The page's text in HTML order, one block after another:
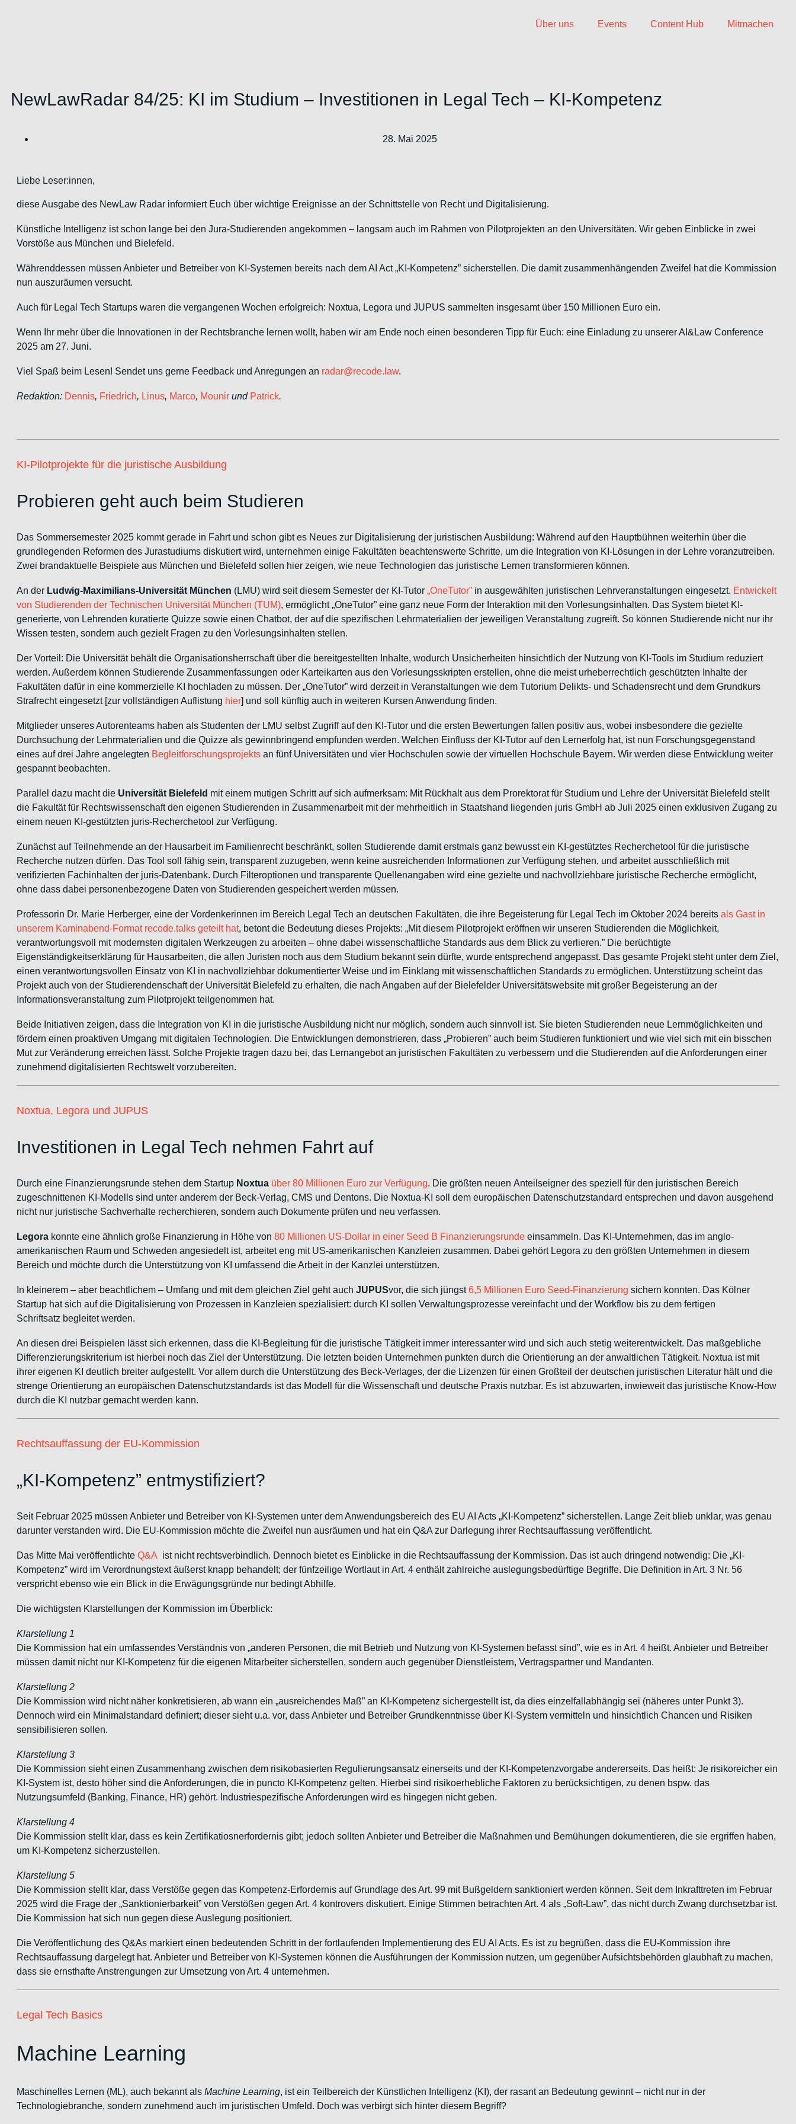
Über uns Events Content Hub Mitmachen
NewLawRadar 84/25: KI im Studium – Investitionen in Legal Tech – KI-Kompetenz
28. Mai 2025
Liebe Leser:innen,
diese Ausgabe des NewLaw Radar informiert Euch über wichtige Ereignisse an der Schnittstelle von Recht und Digitalisierung.
Künstliche Intelligenz ist schon lange bei den Jura-Studierenden angekommen – langsam auch im Rahmen von Pilotprojekten an den Universitäten. Wir geben Einblicke in zwei
Vorstöße aus München und Bielefeld.
Währenddessen müssen Anbieter und Betreiber von KI-Systemen bereits nach dem AI Act „KI-Kompetenz” sicherstellen. Die damit zusammenhängenden Zweifel hat die Kommission
nun auszuräumen versucht.
Auch für Legal Tech Startups waren die vergangenen Wochen erfolgreich: Noxtua, Legora und JUPUS sammelten insgesamt über 150 Millionen Euro ein.
Wenn Ihr mehr über die Innovationen in der Rechtsbranche lernen wollt, haben wir am Ende noch einen besonderen Tipp für Euch: eine Einladung zu unserer AI&Law Conference
2025 am 27. Juni.
Viel Spaß beim Lesen! Sendet uns gerne Feedback und Anregungen an radar@recode.law.
Redaktion: Dennis, Friedrich, Linus, Marco, Mounir und Patrick.
KI-Pilotprojekte für die juristische Ausbildung
Probieren geht auch beim Studieren
Das Sommersemester 2025 kommt gerade in Fahrt und schon gibt es Neues zur Digitalisierung der juristischen Ausbildung: Während auf den Hauptbühnen weiterhin über die
grundlegenden Reformen des Jurastudiums diskutiert wird, unternehmen einige Fakultäten beachtenswerte Schritte, um die Integration von KI-Lösungen in der Lehre voranzutreiben.
Zwei brandaktuelle Beispiele aus München und Bielefeld sollen hier zeigen, wie neue Technologien das juristische Lernen transformieren können.
An der Ludwig-Maximilians-Universität München (LMU) wird seit diesem Semester der KI-Tutor „OneTutor” in ausgewählten juristischen Lehrveranstaltungen eingesetzt. Entwickelt
von Studierenden der Technischen Universität München (TUM), ermöglicht „OneTutor” eine ganz neue Form der Interaktion mit den Vorlesungsinhalten. Das System bietet KI-
generierte, von Lehrenden kuratierte Quizze sowie einen Chatbot, der auf die spezifischen Lehrmaterialien der jeweiligen Veranstaltung zugreift. So können Studierende nicht nur ihr
Wissen testen, sondern auch gezielt Fragen zu den Vorlesungsinhalten stellen.
Der Vorteil: Die Universität behält die Organisationsherrschaft über die bereitgestellten Inhalte, wodurch Unsicherheiten hinsichtlich der Nutzung von KI-Tools im Studium reduziert
werden. Außerdem können Studierende Zusammenfassungen oder Karteikarten aus den Vorlesungsskripten erstellen, ohne die meist urheberrechtlich geschützten Inhalte der
Fakultäten dafür in eine kommerzielle KI hochladen zu müssen. Der „OneTutor” wird derzeit in Veranstaltungen wie dem Tutorium Delikts- und Schadensrecht und dem Grundkurs
Strafrecht eingesetzt [zur vollständigen Auflistung hier] und soll künftig auch in weiteren Kursen Anwendung finden.
Mitglieder unseres Autorenteams haben als Studenten der LMU selbst Zugriff auf den KI-Tutor und die ersten Bewertungen fallen positiv aus, wobei insbesondere die gezielte
Durchsuchung der Lehrmaterialien und die Quizze als gewinnbringend empfunden werden. Welchen Einfluss der KI-Tutor auf den Lernerfolg hat, ist nun Forschungsgegenstand
eines auf drei Jahre angelegten Begleitforschungsprojekts an fünf Universitäten und vier Hochschulen sowie der virtuellen Hochschule Bayern. Wir werden diese Entwicklung weiter
gespannt beobachten.
Parallel dazu macht die Universität Bielefeld mit einem mutigen Schritt auf sich aufmerksam: Mit Rückhalt aus dem Prorektorat für Studium und Lehre der Universität Bielefeld stellt
die Fakultät für Rechtswissenschaft den eigenen Studierenden in Zusammenarbeit mit der mehrheitlich in Staatshand liegenden juris GmbH ab Juli 2025 einen exklusiven Zugang zu
einem neuen KI-gestützten juris-Recherchetool zur Verfügung.
Zunächst auf Teilnehmende an der Hausarbeit im Familienrecht beschränkt, sollen Studierende damit erstmals ganz bewusst ein KI-gestütztes Recherchetool für die juristische
Recherche nutzen dürfen. Das Tool soll fähig sein, transparent zuzugeben, wenn keine ausreichenden Informationen zur Verfügung stehen, und arbeitet ausschließlich mit
verifizierten Fachinhalten der juris-Datenbank. Durch Filteroptionen und transparente Quellenangaben wird eine gezielte und nachvollziehbare juristische Recherche ermöglicht,
ohne dass dabei personenbezogene Daten von Studierenden gespeichert werden müssen.
Professorin Dr. Marie Herberger, eine der Vordenkerinnen im Bereich Legal Tech an deutschen Fakultäten, die ihre Begeisterung für Legal Tech im Oktober 2024 bereits als Gast in
unserem Kaminabend-Format recode.talks geteilt hat, betont die Bedeutung dieses Projekts: „Mit diesem Pilotprojekt eröffnen wir unseren Studierenden die Möglichkeit,
verantwortungsvoll mit modernsten digitalen Werkzeugen zu arbeiten – ohne dabei wissenschaftliche Standards aus dem Blick zu verlieren.” Die berüchtigte
Eigenständigkeitserklärung für Hausarbeiten, die allen Juristen noch aus dem Studium bekannt sein dürfte, wurde entsprechend angepasst. Das gesamte Projekt steht unter dem Ziel,
einen verantwortungsvollen Einsatz von KI in nachvollziehbar dokumentierter Weise und im Einklang mit wissenschaftlichen Standards zu ermöglichen. Unterstützung scheint das
Projekt auch von der Studierendenschaft der Universität Bielefeld zu erhalten, die nach Angaben auf der Bielefelder Universitätswebsite mit großer Begeisterung an der
Informationsveranstaltung zum Pilotprojekt teilgenommen hat.
Beide Initiativen zeigen, dass die Integration von KI in die juristische Ausbildung nicht nur möglich, sondern auch sinnvoll ist. Sie bieten Studierenden neue Lernmöglichkeiten und
fördern einen proaktiven Umgang mit digitalen Technologien. Die Entwicklungen demonstrieren, dass „Probieren” auch beim Studieren funktioniert und wie viel sich mit ein bisschen
Mut zur Veränderung erreichen lässt. Solche Projekte tragen dazu bei, das Lernangebot an juristischen Fakultäten zu verbessern und die Studierenden auf die Anforderungen einer
zunehmend digitalisierten Rechtswelt vorzubereiten.
Noxtua, Legora und JUPUS
Investitionen in Legal Tech nehmen Fahrt auf
Durch eine Finanzierungsrunde stehen dem Startup Noxtua über 80 Millionen Euro zur Verfügung. Die größten neuen Anteilseigner des speziell für den juristischen Bereich
zugeschnittenen KI-Modells sind unter anderem der Beck-Verlag, CMS und Dentons. Die Noxtua-KI soll dem europäischen Datenschutzstandard entsprechen und davon ausgehend
nicht nur juristische Sachverhalte recherchieren, sondern auch Dokumente prüfen und neu verfassen.
Legora konnte eine ähnlich große Finanzierung in Höhe von 80 Millionen US-Dollar in einer Seed B Finanzierungsrunde einsammeln. Das KI-Unternehmen, das im anglo-
amerikanischen Raum und Schweden angesiedelt ist, arbeitet eng mit US-amerikanischen Kanzleien zusammen. Dabei gehört Legora zu den größten Unternehmen in diesem
Bereich und möchte durch die Unterstützung von KI umfassend die Arbeit in der Kanzlei unterstützen.
In kleinerem – aber beachtlichem – Umfang und mit dem gleichen Ziel geht auch JUPUSvor, die sich jüngst6,5 Millionen Euro Seed-Finanzierung sichern konnten. Das Kölner
Startup hat sich auf die Digitalisierung von Prozessen in Kanzleien spezialisiert: durch KI sollen Verwaltungsprozesse vereinfacht und der Workflow bis zu dem fertigen
Schriftsatz begleitet werden.
An diesen drei Beispielen lässt sich erkennen, dass die KI-Begleitung für die juristische Tätigkeit immer interessanter wird und sich auch stetig weiterentwickelt. Das maßgebliche
Differenzierungskriterium ist hierbei noch das Ziel der Unterstützung. Die letzten beiden Unternehmen punkten durch die Orientierung an der anwaltlichen Tätigkeit. Noxtua ist mit
ihrer eigenen KI deutlich breiter aufgestellt. Vor allem durch die Unterstützung des Beck-Verlages, der die Lizenzen für einen Großteil der deutschen juristischen Literatur hält und die
strenge Orientierung an europäischen Datenschutzstandards ist das Modell für die Wissenschaft und deutsche Praxis nutzbar. Es ist abzuwarten, inwieweit das juristische Know-How
durch die KI nutzbar gemacht werden kann.
Rechtsauffassung der EU-Kommission
„KI-Kompetenz” entmystifiziert?
Seit Februar 2025 müssen Anbieter und Betreiber von KI-Systemen unter dem Anwendungsbereich des EU AI Acts „KI-Kompetenz” sicherstellen. Lange Zeit blieb unklar, was genau
darunter verstanden wird. Die EU-Kommission möchte die Zweifel nun ausräumen und hat ein Q&A zur Darlegung ihrer Rechtsauffassung veröffentlicht.
Das Mitte Mai veröffentlichte Q&A ist nicht rechtsverbindlich. Dennoch bietet es Einblicke in die Rechtsauffassung der Kommission. Das ist auch dringend notwendig: Die „KI-
Kompetenz” wird im Verordnungstext äußerst knapp behandelt; der fünfzeilige Wortlaut in Art. 4 enthält zahlreiche auslegungsbedürftige Begriffe. Die Definition in Art. 3 Nr. 56
verspricht ebenso wie ein Blick in die Erwägungsgründe nur bedingt Abhilfe.
Die wichtigsten Klarstellungen der Kommission im Überblick:
Klarstellung 1
Die Kommission hat ein umfassendes Verständnis von „anderen Personen, die mit Betrieb und Nutzung von KI-Systemen befasst sind”, wie es in Art. 4 heißt. Anbieter und Betreiber
müssen damit nicht nur KI-Kompetenz für die eigenen Mitarbeiter sicherstellen, sondern auch gegenüber Dienstleistern, Vertragspartner und Mandanten.
Klarstellung 2
Die Kommission wird nicht näher konkretisieren, ab wann ein „ausreichendes Maß” an KI-Kompetenz sichergestellt ist, da dies einzelfallabhängig sei (näheres unter Punkt 3).
Dennoch wird ein Minimalstandard definiert; dieser sieht u.a. vor, dass Anbieter und Betreiber Grundkenntnisse über KI-System vermitteln und hinsichtlich Chancen und Risiken
sensibilisieren sollen.
Klarstellung 3
Die Kommission sieht einen Zusammenhang zwischen dem risikobasierten Regulierungsansatz einerseits und der KI-Kompetenzvorgabe andererseits. Das heißt: Je risikoreicher ein
KI-System ist, desto höher sind die Anforderungen, die in puncto KI-Kompetenz gelten. Hierbei sind risikoerhebliche Faktoren zu berücksichtigen, zu denen bspw. das
Nutzungsumfeld (Banking, Finance, HR) gehört. Industriespezifische Anforderungen wird es hingegen nicht geben.
Klarstellung 4
Die Kommission stellt klar, dass es kein Zertifikatiosnerfordernis gibt; jedoch sollten Anbieter und Betreiber die Maßnahmen und Bemühungen dokumentieren, die sie ergriffen haben,
um KI-Kompetenz sicherzustellen.
Klarstellung 5
Die Kommission stellt klar, dass Verstöße gegen das Kompetenz-Erfordernis auf Grundlage des Art. 99 mit Bußgeldern sanktioniert werden können. Seit dem Inkrafttreten im Februar
2025 wird die Frage der „Sanktionierbarkeit” von Verstößen gegen Art. 4 kontrovers diskutiert. Einige Stimmen betrachten Art. 4 als „Soft-Law”, das nicht durch Zwang durchsetzbar ist.
Die Kommission hat sich nun gegen diese Auslegung positioniert.
Die Veröffentlichung des Q&As markiert einen bedeutenden Schritt in der fortlaufenden Implementierung des EU AI Acts. Es ist zu begrüßen, dass die EU-Kommission ihre
Rechtsauffassung dargelegt hat. Anbieter und Betreiber von KI-Systemen können die Ausführungen der Kommission nutzen, um gegenüber Aufsichtsbehörden glaubhaft zu machen,
dass sie ernsthafte Anstrengungen zur Umsetzung von Art. 4 unternehmen.
Legal Tech Basics
Machine Learning
Maschinelles Lernen (ML), auch bekannt als Machine Learning, ist ein Teilbereich der Künstlichen Intelligenz (KI), der rasant an Bedeutung gewinnt – nicht nur in der
Technologiebranche, sondern zunehmend auch im juristischen Umfeld. Doch was verbirgt sich hinter diesem Begriff?